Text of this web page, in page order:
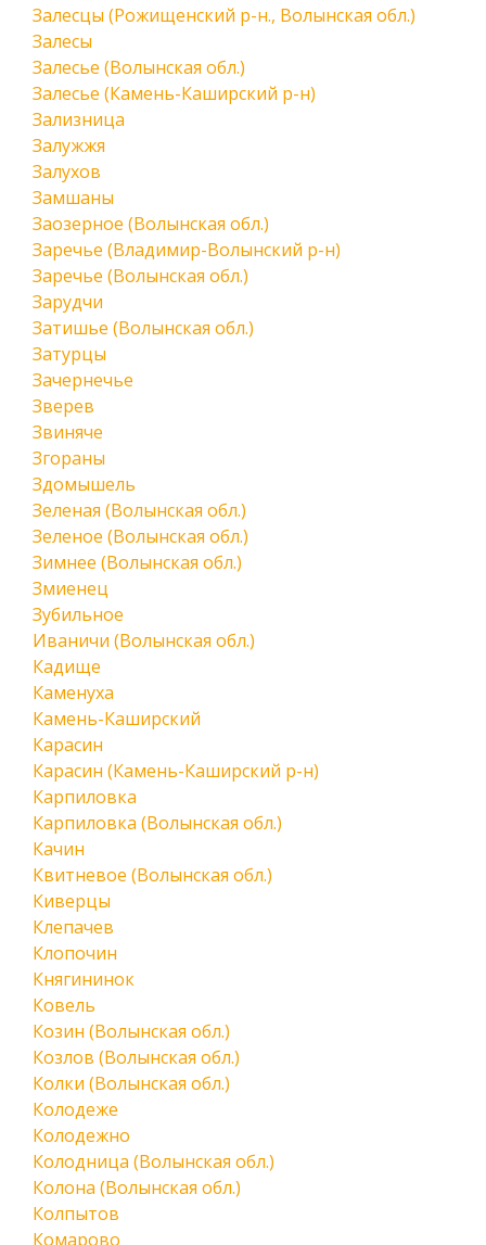
Залесцы (Рожищенский р-н., Волынская обл.)
Залесы
Залесье (Волынская обл.)
Залесье (Камень-Каширский р-н)
Зализница
Залужжя
Залухов
Замшаны
Заозерное (Волынская обл.)
Заречье (Владимир-Волынский р-н)
Заречье (Волынская обл.)
Зарудчи
Затишье (Волынская обл.)
Затурцы
Зачернечье
Зверев
Звиняче
Згораны
Здомышель
Зеленая (Волынская обл.)
Зеленое (Волынская обл.)
Зимнее (Волынская обл.)
Змиенец
Зубильное
Иваничи (Волынская обл.)
Кадище
Каменуха
Камень-Каширский
Карасин
Карасин (Камень-Каширский р-н)
Карпиловка
Карпиловка (Волынская обл.)
Качин
Квитневое (Волынская обл.)
Киверцы
Клепачев
Клопочин
Княгининок
Ковель
Козин (Волынская обл.)
Козлов (Волынская обл.)
Колки (Волынская обл.)
Колодеже
Колодежно
Колодница (Волынская обл.)
Колона (Волынская обл.)
Колпытов
Комарово